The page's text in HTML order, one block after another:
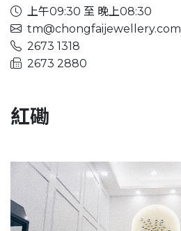
上午09:30 至 晚上08:30
tm@chongfaijewellery.com
2673 1318
2673 2880
紅磡